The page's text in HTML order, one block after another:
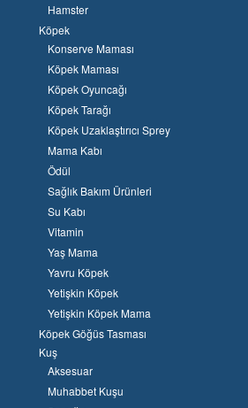
Hamster
Köpek
Konserve Maması
Köpek Maması
Köpek Oyuncağı
Köpek Tarağı
Köpek Uzaklaştırıcı Sprey
Mama Kabı
Ödül
Sağlık Bakım Ürünleri
Su Kabı
Vitamin
Yaş Mama
Yavru Köpek
Yetişkin Köpek
Yetişkin Köpek Mama
Köpek Göğüs Tasması
Kuş
Aksesuar
Muhabbet Kuşu